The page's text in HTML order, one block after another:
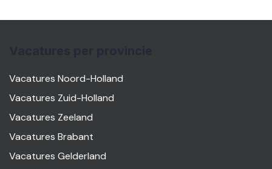
Vacatures Noord-Holland
Vacatures Zuid-Holland
Vacatures Zeeland
Vacatures Brabant
Vacatures Gelderland